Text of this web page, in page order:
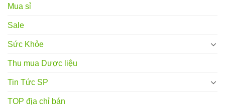
Mua sỉ
Sale
Sức Khỏe
Thu mua Dược liệu
Tin Tức SP
TOP địa chỉ bán